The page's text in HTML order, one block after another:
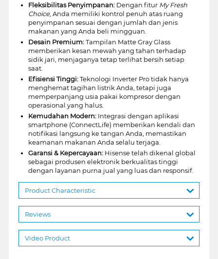
Fleksibilitas Penyimpanan:Dengan fitur My Fresh
Choice, Anda memiliki kontrol penuh atas ruang
penyimpanan sesuai dengan jumlah dan jenis
makanan yang Anda beli mingguan.
Desain Premium:Tampilan Matte Gray Glass
memberikan kesan mewah yang tahan terhadap
sidik jari, menjaganya tetap terlihat bersih setiap
saat.
Efisiensi Tinggi:Teknologi Inverter Pro tidak hanya
menghemat tagihan listrik Anda, tetapi juga
memperpanjang usia pakai kompresor dengan
operasional yang halus.
Kemudahan Modern:Integrasi dengan aplikasi
smartphone (ConnectLife) memberikan kendali dan
notifikasi langsung ke tangan Anda, memastikan
keamanan makanan Anda selalu terjaga.
Garansi & Kepercayaan:Hisense telah dikenal global
sebagai produsen elektronik berkualitas tinggi
dengan layanan purna jual yang luas dan responsif.
Product Characteristic
Reviews
Video Product